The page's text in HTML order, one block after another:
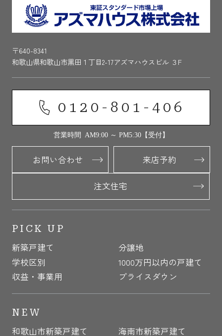
〒640-8341
和歌山県和歌山市黒田１丁目2-17アズマハウスビル ３F
0120-801-406
営業時間 AM9:00 ～ PM5:30【受付】
お問い合わせ 来店予約
注文住宅
PICK UP
新築戸建て
分譲地
学校区別
1000万円以内の戸建て
収益・事業用
プライスダウン
NEW
和歌山市新築戸建て
海南市新築戸建て